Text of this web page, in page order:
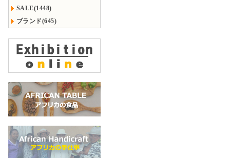
SALE(1448)
ブランド(645)